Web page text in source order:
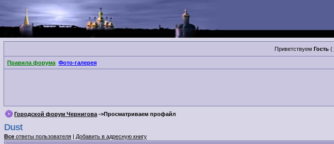
Приветствуем Гость(
Правила форума Фото-галерея
Городской форум Чернигова ->Просматриваем профайл
Dust
Все ответы пользователя | Добавить в адресную книгу